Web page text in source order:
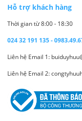
Hỗ trợ khách hàng
Thời gian từ 8:00 - 18:30
024 32 191 135 -
Liên hệ Email 1:
Liên hệ Email 2: